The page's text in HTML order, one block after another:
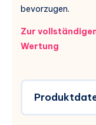
bevorzugen.
Zur
Wertung